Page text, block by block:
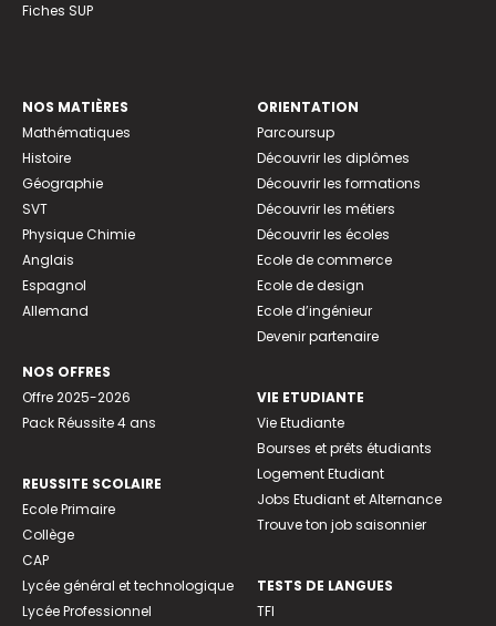
Fiches SUP
NOS MATIÈRES
Mathématiques
Histoire
Géographie
SVT
Physique Chimie
Anglais
Espagnol
Allemand
NOS OFFRES
Offre 2025-2026
Pack Réussite 4 ans
REUSSITE SCOLAIRE
Ecole Primaire
Collège
CAP
Lycée général et technologique
Lycée Professionnel
ORIENTATION
Parcoursup
Découvrir les diplômes
Découvrir les formations
Découvrir les métiers
Découvrir les écoles
Ecole de commerce
Ecole de design
Ecole d’ingénieur
Devenir partenaire
VIE ETUDIANTE
Vie Etudiante
Bourses et prêts étudiants
Logement Etudiant
Jobs Etudiant et Alternance
Trouve ton job saisonnier
TESTS DE LANGUES
TFI